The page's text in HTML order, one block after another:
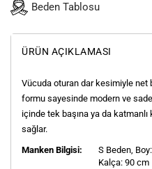
Beden Tablosu
ÜRÜN AÇIKLAMASI
Vücuda oturan dar kesimiyle net
formu sayesinde modern ve
içinde tek başına ya da
sağlar.
Manken Bilgisi:
S Beden, Boy:
Kalça: 90 cm